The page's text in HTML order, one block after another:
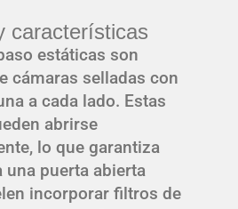
características
estáticas son
cámaras selladas con
a cada lado. Estas
abrirse
lo que garantiza
una puerta abierta
incorporar filtros de